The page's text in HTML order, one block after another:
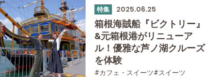
#箱根フリーパス
#温泉
#公園・自然
特集 2025.06.25
箱根海賊船『ビクトリー』
&元箱根港がリニューア
ル！優雅な芦ノ湖クルーズ
を体験
#カフェ・スイーツ#スイーツ